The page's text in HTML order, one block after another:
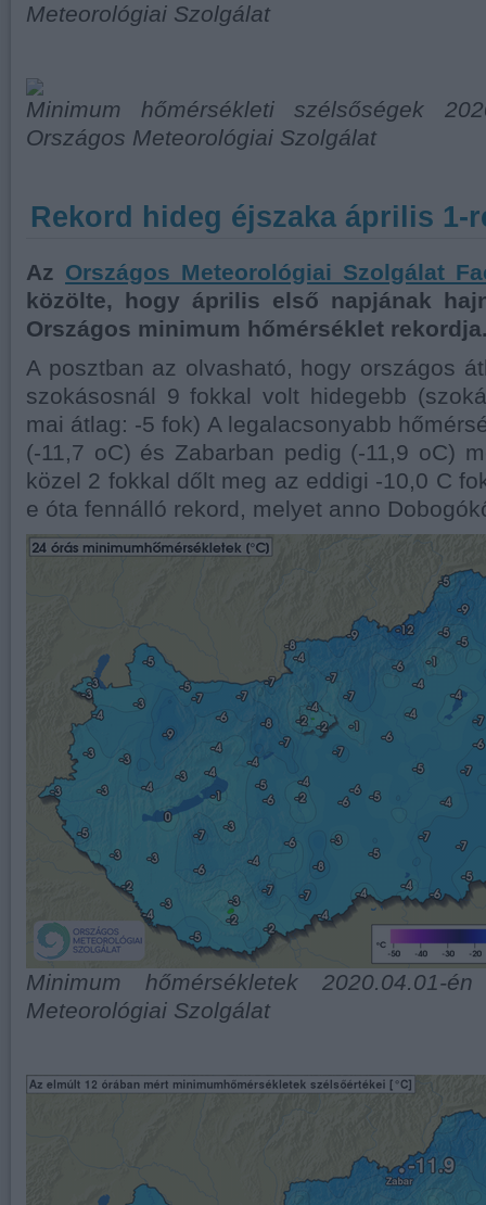
Meteorológiai Szolgálat
Minimum hőmérsékleti szélsőségek
Országos Meteorológiai Szolgálat
Rekord hideg éjszaka április 1-
Az Országos Meteorológiai Szolgálat
közölte, hogy április első napjának
Országos minimum hőmérséklet
A posztban az olvasható, hogy országos
szokásosnál 9 fokkal volt hidegebb
mai átlag: -5 fok) A legalacsonyabb
(-11,7 oC) és Zabarban pedig (-11,9 oC)
közel 2 fokkal dőlt meg az eddigi -10,0 C
e óta fennálló rekord, melyet anno
Minimum hőmérsékletek 2020.04.01-
Meteorológiai Szolgálat